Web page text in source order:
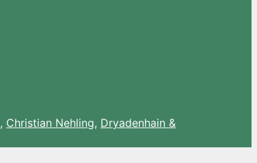
, Christian Nehling, Dryadenhain &